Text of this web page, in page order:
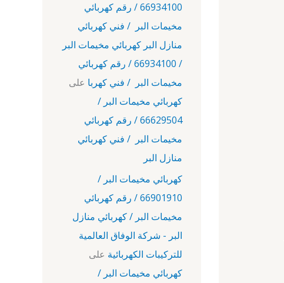
66934100 / رقم كهربائي
مخيمات البر / فني كهربائي
منازل البر كهربائي مخيمات البر
/ 66934100 / رقم كهربائي
مخيمات البر / فني كهربا على
كهربائي مخيمات البر /
66629504 / رقم كهربائي
مخيمات البر / فني كهربائي
منازل البر
كهربائي مخيمات البر /
66901910 / رقم كهربائي
مخيمات البر / كهربائي منازل
البر - شركة الوفاق العالمية
للتركيبات الكهربائية على
كهربائي مخيمات البر /